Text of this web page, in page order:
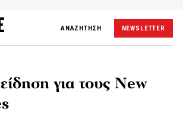
ΑΝΑΖΗΤΗΣΗ NEWSLETTER
για τους New